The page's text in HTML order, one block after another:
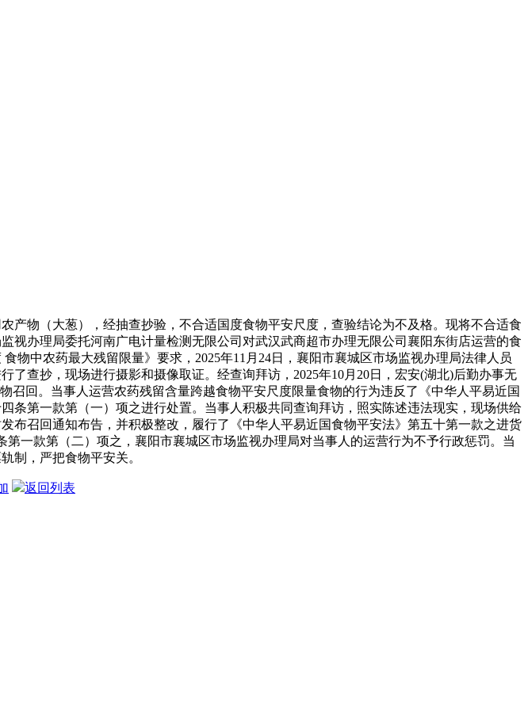
物（大葱），经抽查抄验，不合适国度食物平安尺度，查验结论为不及格。现将不合适食
视办理局委托河南广电计量检测无限公司对武汉武商超市办理无限公司襄阳东街店运营的食
物中农药最大残留限量》要求，2025年11月24日，襄阳市襄城区市场监视办理局法律人员
查抄，现场进行摄影和摄像取证。经查询拜访，2025年10月20日，宏安(湖北)后勤办事无
召回。当事人运营农药残留含量跨越食物平安尺度限量食物的行为违反了《中华人平易近国
第一款第（一）项之进行处置。当事人积极共同查询拜访，照实陈述违法现实，现场供给
布召回通知布告，并积极整改，履行了《中华人平易近国食物平安法》第五十第一款之进货
一款第（二）项之，襄阳市襄城区市场监视办理局对当事人的运营行为不予行政惩罚。当
制，严把食物平安关。
返回列表